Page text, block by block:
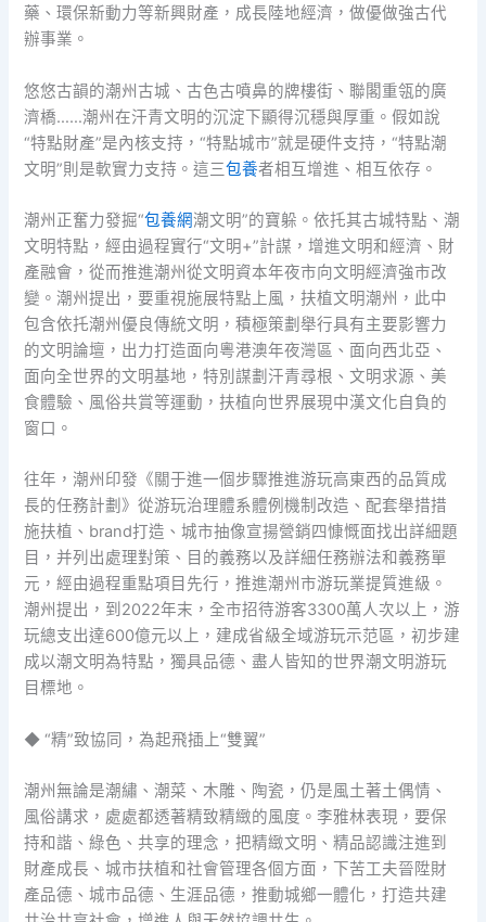
藥、環保新動力等新興財產，成長陸地經濟，做優做強古代
辦事業。
悠悠古韻的潮州古城、古色古噴鼻的牌樓街、聯閣重瓴的廣
濟橋……潮州在汗青文明的沉淀下顯得沉穩與厚重。假如說
“特點財產”是內核支持，“特點城市”就是硬件支持，“特點潮
文明”則是軟實力支持。這三包養者相互增進、相互依存。
潮州正奮力發掘“包養網潮文明”的寶躲。依托其古城特點、潮
文明特點，經由過程實行“文明+”計謀，增進文明和經濟、財
產融會，從而推進潮州從文明資本年夜市向文明經濟強市改
變。潮州提出，要重視施展特點上風，扶植文明潮州，此中
包含依托潮州優良傳統文明，積極策劃舉行具有主要影響力
的文明論壇，出力打造面向粵港澳年夜灣區、面向西北亞、
面向全世界的文明基地，特別謀劃汗青尋根、文明求源、美
食體驗、風俗共賞等運動，扶植向世界展現中漢文化自負的
窗口。
往年，潮州印發《關于進一個步驟推進游玩高東西的品質成
長的任務計劃》從游玩治理體系體例機制改造、配套舉措措
施扶植、brand打造、城市抽像宣揚營銷四慷慨面找出詳細題
目，并列出處理對策、目的義務以及詳細任務辦法和義務單
元，經由過程重點項目先行，推進潮州市游玩業提質進級。
潮州提出，到2022年末，全市招待游客3300萬人次以上，游
玩總支出達600億元以上，建成省級全域游玩示范區，初步建
成以潮文明為特點，獨具品德、盡人皆知的世界潮文明游玩
目標地。
◆ “精”致協同，為起飛插上“雙翼”
潮州無論是潮繡、潮菜、木雕、陶瓷，仍是風土著土偶情、
風俗講求，處處都透著精致精緻的風度。李雅林表現，要保
持和諧、綠色、共享的理念，把精緻文明、精品認識注進到
財產成長、城市扶植和社會管理各個方面，下苦工夫晉陞財
產品德、城市品德、生涯品德，推動城鄉一體化，打造共建